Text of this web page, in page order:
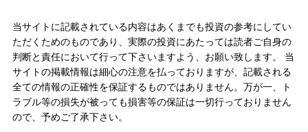
当サイトに記載されている内容はあくまでも投資の参考にしてい
ただくためのものであり、実際の投資にあたっては読者ご自身の
判断と責任において行って下さいますよう、お願い致します。 当
サイトの掲載情報は細心の注意を払っておりますが、記載される
全ての情報の正確性を保証するものではありません。万が一、ト
ラブル等の損失が被っても損害等の保証は一切行っておりません
ので、予めご了承下さい。